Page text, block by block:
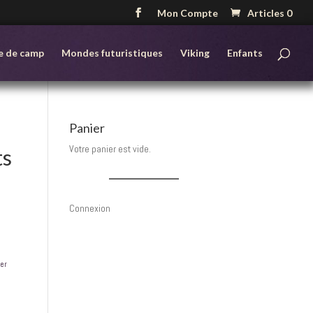
Mon Compte Articles 0
de camp Mondes futuristiques Viking Enfants
Panier
Votre panier est vide.
Connexion